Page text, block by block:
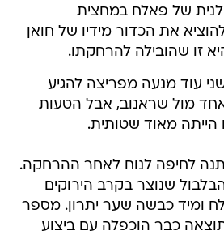
של פאלח במחצית
את הכדור מידיו של חואן
זו שהובילה להרחקתו.
עוד מנעה מפריצה להגיע
מול שראנוב, אבל הטעות
מאוד שטותית.
לחיפה לנוח לאחר ההרחקה.
שנוצר בקרב הירוקים
ומיד כבשה שער יתרון. מספר
כבר הוכפלה עם ביצוע